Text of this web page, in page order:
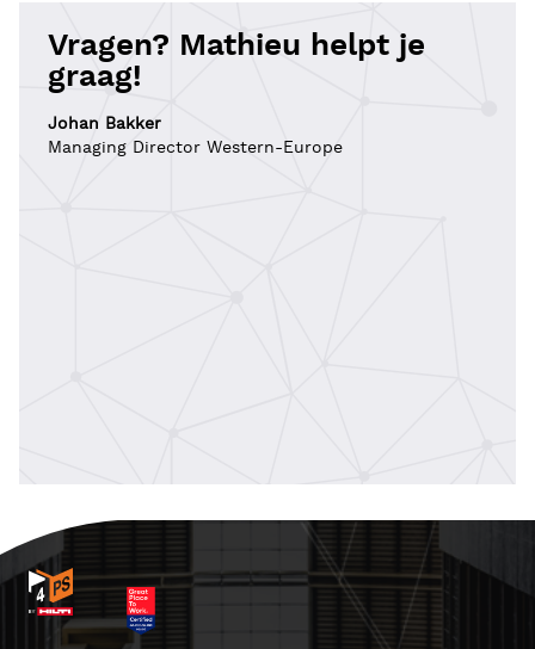
Vragen? Mathieu helpt je
graag!
Johan Bakker
Managing Director Western-Europe